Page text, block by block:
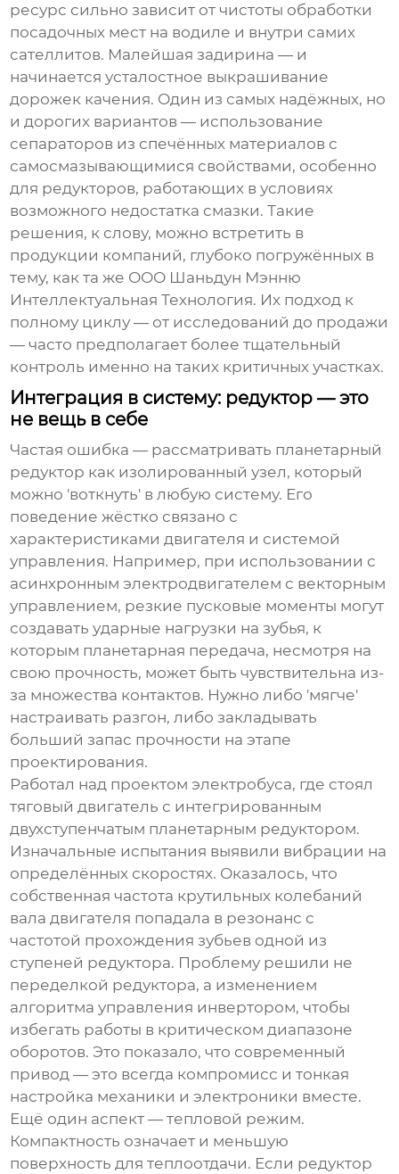
ресурс сильно зависит от чистоты обработки
посадочных мест на водиле и внутри самих
сателлитов. Малейшая задирина — и
начинается усталостное выкрашивание
дорожек качения. Один из самых надёжных, но
и дорогих вариантов — использование
сепараторов из спечённых материалов с
самосмазывающимися свойствами, особенно
для редукторов, работающих в условиях
возможного недостатка смазки. Такие
решения, к слову, можно встретить в
продукции компаний, глубоко погружённых в
тему, как та же ООО Шаньдун Мэнню
Интеллектуальная Технология. Их подход к
полному циклу — от исследований до продажи
— часто предполагает более тщательный
контроль именно на таких критичных участках.
Интеграция в систему: редуктор — это
не вещь в себе
Частая ошибка — рассматривать планетарный
редуктор как изолированный узел, который
можно 'воткнуть' в любую систему. Его
поведение жёстко связано с
характеристиками двигателя и системой
управления. Например, при использовании с
асинхронным электродвигателем с векторным
управлением, резкие пусковые моменты могут
создавать ударные нагрузки на зубья, к
которым планетарная передача, несмотря на
свою прочность, может быть чувствительна из-
за множества контактов. Нужно либо 'мягче'
настраивать разгон, либо закладывать
больший запас прочности на этапе
проектирования.
Работал над проектом электробуса, где стоял
тяговый двигатель с интегрированным
двухступенчатым планетарным редуктором.
Изначальные испытания выявили вибрации на
определённых скоростях. Оказалось, что
собственная частота крутильных колебаний
вала двигателя попадала в резонанс с
частотой прохождения зубьев одной из
ступеней редуктора. Проблему решили не
переделкой редуктора, а изменением
алгоритма управления инвертором, чтобы
избегать работы в критическом диапазоне
оборотов. Это показало, что современный
привод — это всегда компромисс и тонкая
настройка механики и электроники вместе.
Ещё один аспект — тепловой режим.
Компактность означает и меньшую
поверхность для теплоотдачи. Если редуктор